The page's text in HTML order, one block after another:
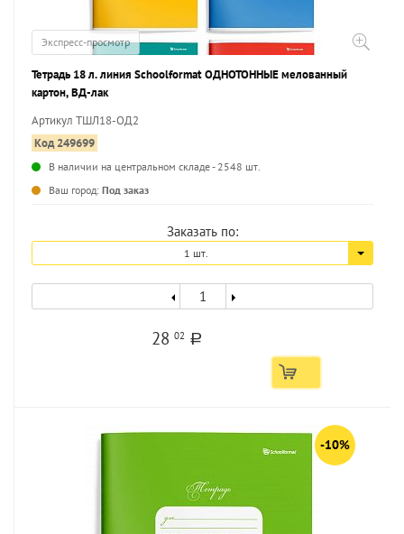
Экспресс-просмотр
Тетрадь 18 л. линия Schoolformat ОДНОТОННЫЕ мелованный
картон, ВД-лак
Артикул ТШЛ18-ОД2
Код 249699
В наличии на центральном складе - 2548 шт.
Ваш город: Под заказ
Заказать по:
1 шт.
2802 a
-10%